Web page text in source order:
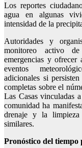
Los reportes
agua en algunas
intensidad de la
Autoridades y
monitoreo activo
emergencias y ofrecer
eventos
adicionales si
completas sobre el
Las Casas vinculadas
comunidad ha
drenaje y la limpieza
similares.
Pronóstico del tiempo